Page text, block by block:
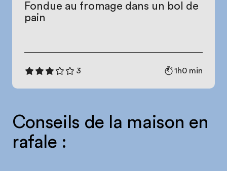
Fondue au fromage dans un bol de
pain
3 1h0 min
Conseils de la maison en
rafale :